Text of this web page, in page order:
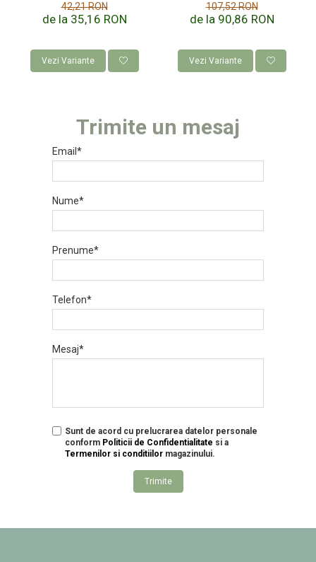
42,21 RON
de la 35,16 RON
Vezi Variante
107,52 RON
de la 90,86 RON
Vezi Variante
Trimite un mesaj
Email*
Nume*
Prenume*
Telefon*
Mesaj*
Sunt de acord cu prelucrarea datelor personale
conform Politicii de Confidentialitate si a
Termenilor si conditiilor magazinului.
Trimite